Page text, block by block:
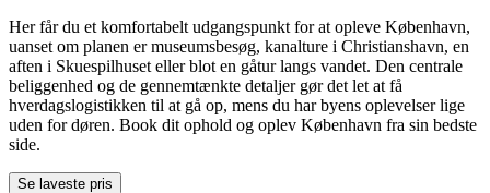
Her får du et komfortabelt udgangspunkt for at opleve København,
uanset om planen er museumsbesøg, kanalture i Christianshavn, en
aften i Skuespilhuset eller blot en gåtur langs vandet. Den centrale
beliggenhed og de gennemtænkte detaljer gør det let at få
hverdagslogistikken til at gå op, mens du har byens oplevelser lige
uden for døren. Book dit ophold og oplev København fra sin bedste
side.
Se laveste pris